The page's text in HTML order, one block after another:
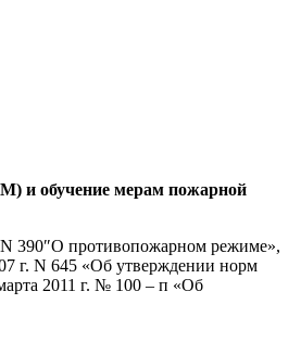
и обучение мерам пожарной
390″О противопожарном режиме»,
г. N 645 «Об утверждении норм
2011 г. № 100 – п «Об